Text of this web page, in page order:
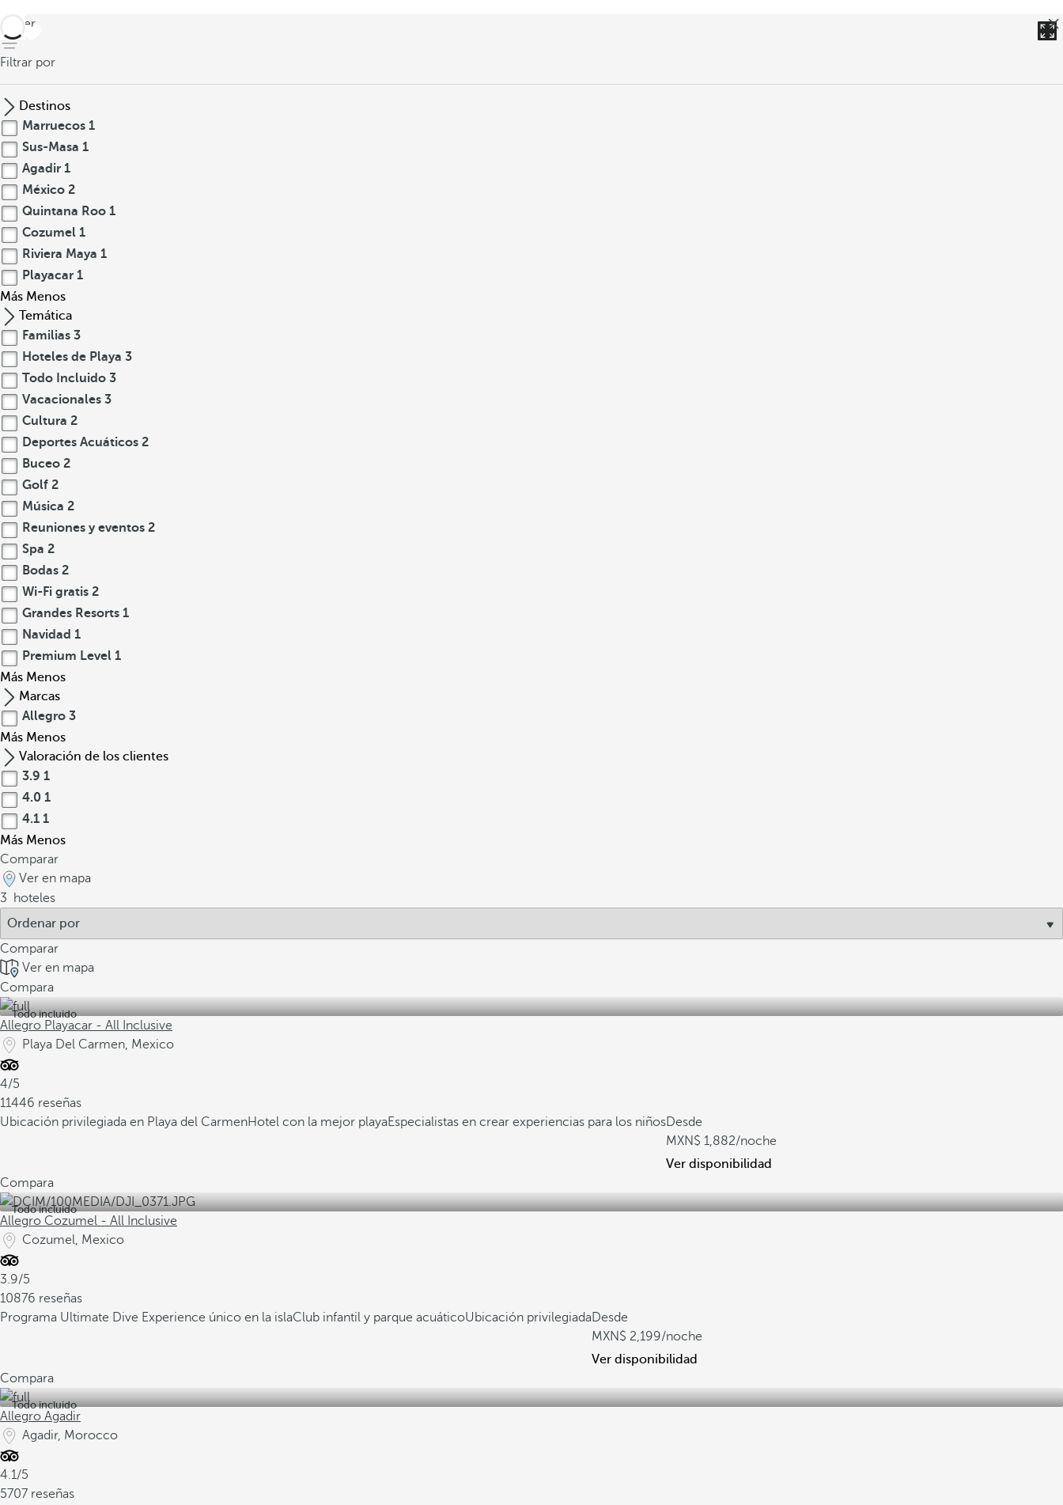
volver
Filtrar por
Destinos
Marruecos 1
Sus-Masa 1
Agadir 1
México 2
Quintana Roo 1
Cozumel 1
Riviera Maya 1
Playacar 1
Más Menos
Temática
Familias 3
Hoteles de Playa 3
Todo Incluido 3
Vacacionales 3
Cultura 2
Deportes Acuáticos 2
Buceo 2
Golf 2
Música 2
Reuniones y eventos 2
Spa 2
Bodas 2
Wi-Fi gratis 2
Grandes Resorts 1
Navidad 1
Premium Level 1
Más Menos
Marcas
Allegro 3
Más Menos
Valoración de los clientes
3.9 1
4.0 1
4.1 1
Más Menos
Comparar
Ver en mapa
3
hoteles
Comparar
Ver en mapa
Compara
Todo incluido
Allegro Playacar - All Inclusive
Playa Del Carmen, Mexico
4/5
11446 reseñas
Ubicación privilegiada en Playa del CarmenHotel con la mejor playaEspecialistas en crear experiencias para los niñosDesde
1,882/noche
Ver disponibilidad
Compara
Todo incluido
Allegro Cozumel - All Inclusive
Cozumel, Mexico
3.9/5
10876 reseñas
Programa Ultimate Dive Experience único en la islaClub infantil y parque acuáticoUbicación privilegiadaDesde
2,199/noche
Ver disponibilidad
Compara
Todo incluido
Allegro Agadir
Agadir, Morocco
4.1/5
5707 reseñas